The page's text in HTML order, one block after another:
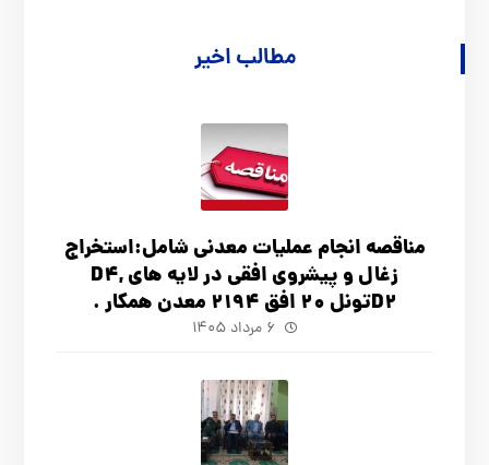
مطالب اخیر
مناقصه انجام عملیات معدنی شامل:استخراج
زغال و پیشروی افقی در لایه های D4,
D2تونل 20 افق 2194 معدن همکار .
۶ مرداد ۱۴۰۵